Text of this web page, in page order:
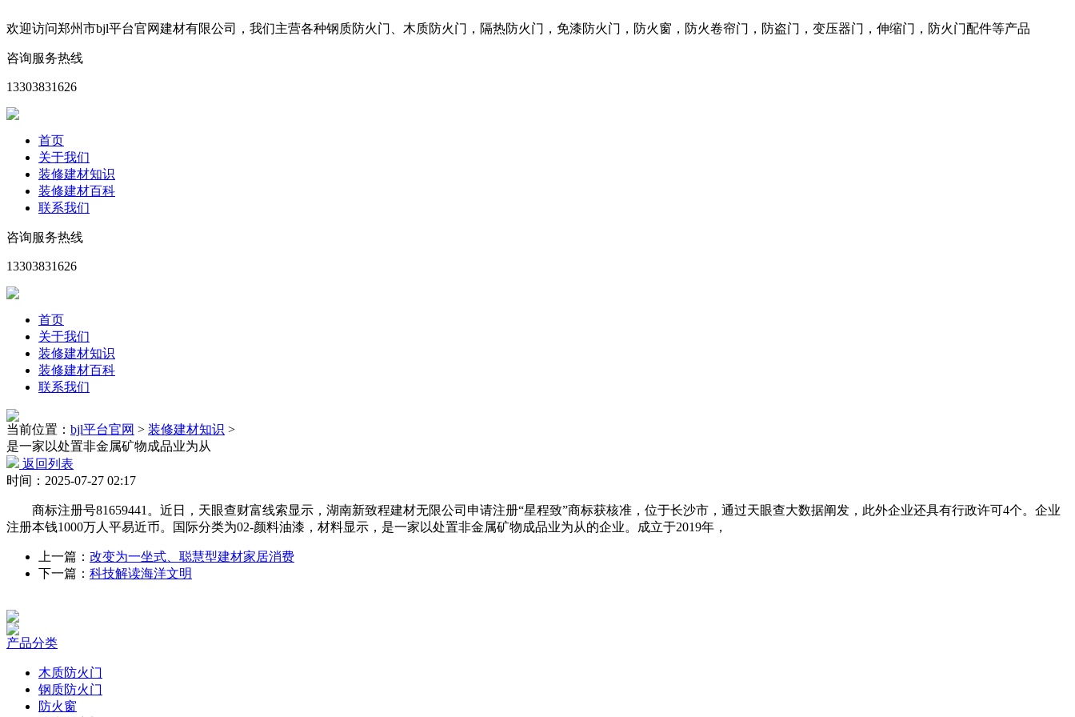
欢迎访问郑州市bjl平台官网建材有限公司，我们主营各种钢质防火门、木质防火门，隔热防火门，免漆防火门，防火窗，防火卷帘门，防盗门，变压器门，伸缩门，防火门配件等产品
咨询服务热线
13303831626
首页
关于我们
装修建材知识
装修建材百科
联系我们
咨询服务热线
13303831626
首页
关于我们
装修建材知识
装修建材百科
联系我们
当前位置： bjl平台官网 > 装修建材知识 >
是一家以处置非金属矿物成品业为从
返回列表
时间：2025-07-27 02:17
商标注册号81659441。近日，天眼查财富线索显示，湖南新致程建材无限公司申请注册“星程致”商标获核准，位于长沙市，通过天眼查大数据阐发，此外企业还具有行政许可4个。企业
注册本钱1000万人平易近币。国际分类为02-颜料油漆，材料显示，是一家以处置非金属矿物成品业为从的企业。成立于2019年，
上一篇： 改变为一坐式、聪慧型建材家居消费
下一篇： 科技解读海洋文明
产品分类
木质防火门
钢质防火门
防火窗